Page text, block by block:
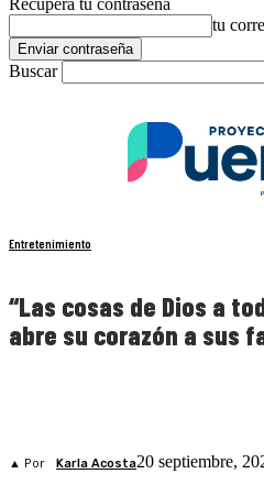
Recupera tu contraseña
tu
Buscar
Entretenimiento
“Las cosas de Dios a
abre su corazón a sus
▲ Por Karla Acosta20 septiembre,